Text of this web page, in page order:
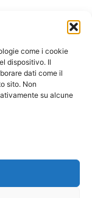
come i cookie
dispositivo. Il
dati come il
sito. Non
su alcune
Essere per
Quinta